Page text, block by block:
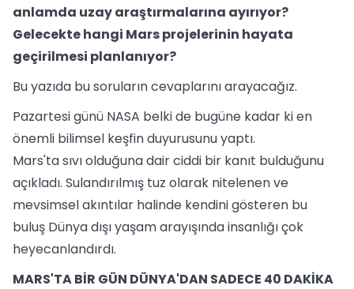
anlamda uzay araştırmalarına ayırıyor?
Gelecekte hangi Mars projelerinin hayata
geçirilmesi planlanıyor?
Bu yazıda bu soruların cevaplarını arayacağız.
Pazartesi günü NASA belki de bugüne kadar ki en
önemli bilimsel keşfin duyurusunu yaptı.
Mars'ta sıvı olduğuna dair ciddi bir kanıt bulduğunu
açıkladı. Sulandırılmış tuz olarak nitelenen ve
mevsimsel akıntılar halinde kendini gösteren bu
buluş Dünya dışı yaşam arayışında insanlığı çok
heyecanlandırdı.
MARS'TA BİR GÜN DÜNYA'DAN SADECE 40 DAKİKA